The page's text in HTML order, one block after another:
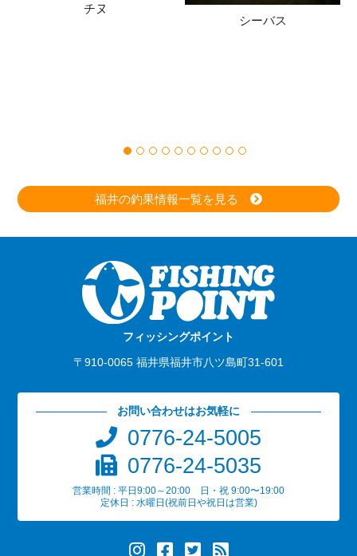
チヌ
シーバス
福井の釣果情報一覧を見る
フィッシングポイント
〒910-0065 福井県福井市八ツ島町31-601
お問い合わせはお気軽に
0776-24-5005
0776-24-5035
営業時間 : 平日9:00～20:00 日・祝 9:00〜19:00
定休日 : 水曜日(祝前日や祝日は営業)